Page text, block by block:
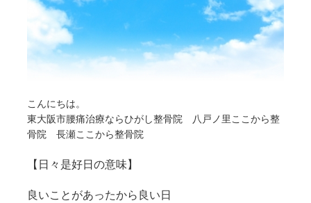
こんにちは。
東大阪市腰痛治療ならひがし整骨院 八戸ノ里ここから整
骨院 長瀬ここから整骨院
【日々是好日の意味】
良いことがあったから良い日